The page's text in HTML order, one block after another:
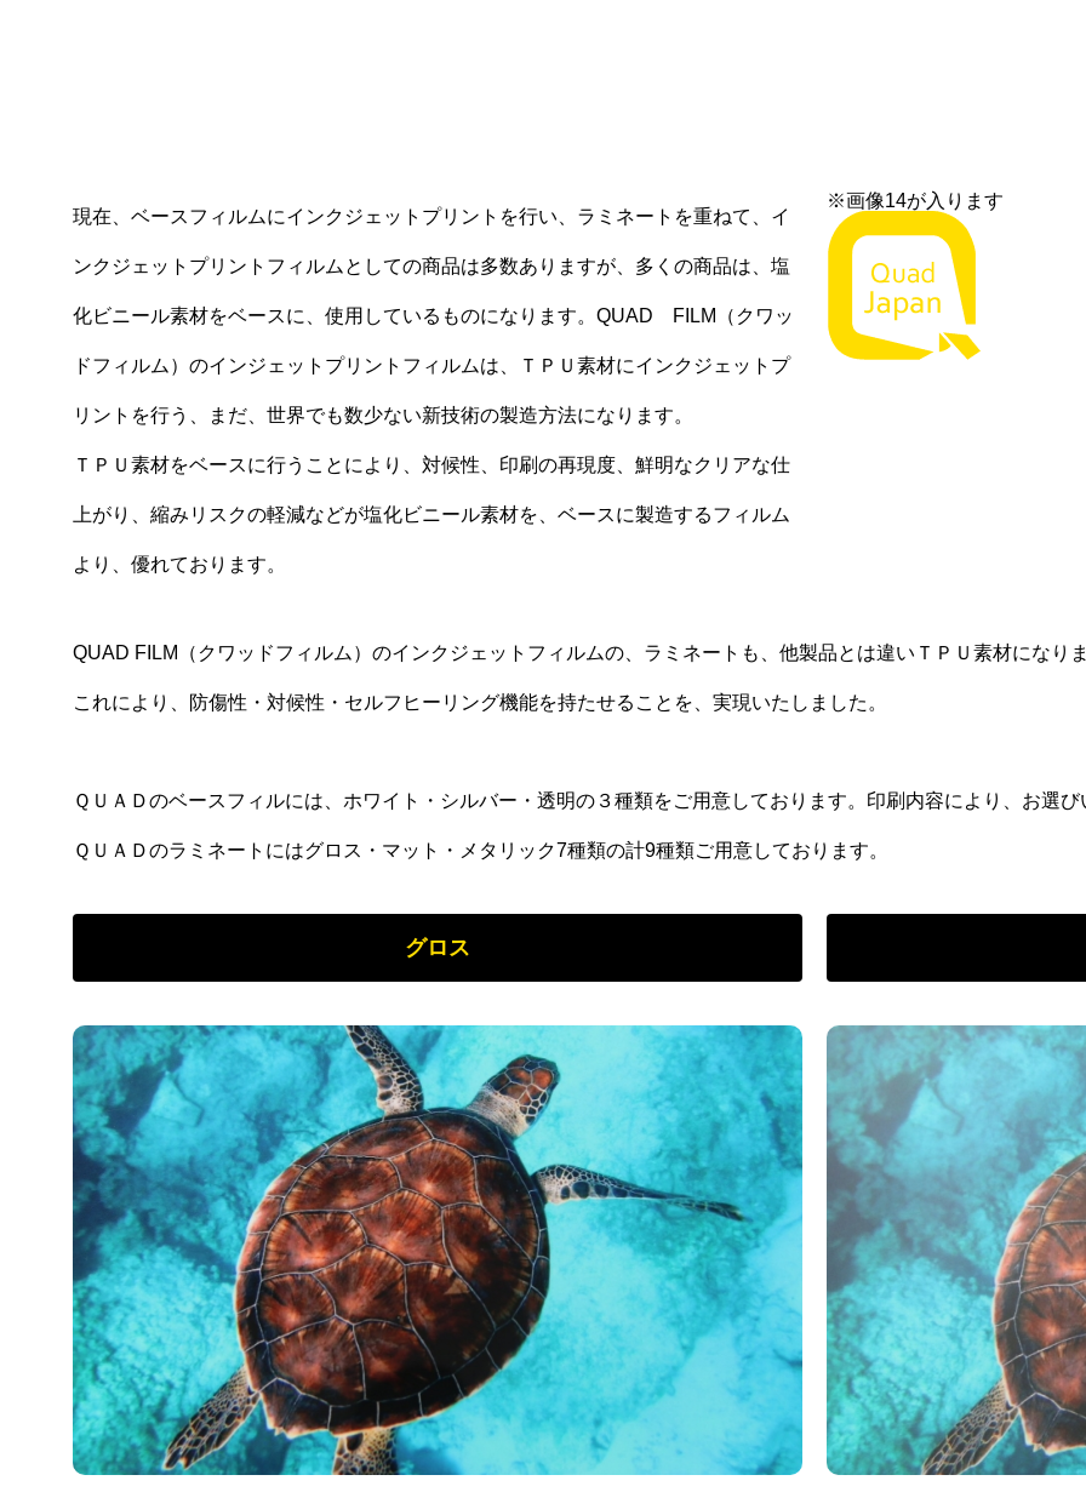
現在、ベースフィルムにインクジェットプリントを行い、ラミネートを重ねて、イ
ンクジェットプリントフィルムとしての商品は多数ありますが、多くの商品は、塩
化ビニール素材をベースに、使用しているものになります。QUAD FILM（クワッ
ドフィルム）のインジェットプリントフィルムは、ＴＰＵ素材にインクジェットプ
リントを行う、まだ、世界でも数少ない新技術の製造方法になります。
ＴＰＵ素材をベースに行うことにより、対候性、印刷の再現度、鮮明なクリアな仕
上がり、縮みリスクの軽減などが塩化ビニール素材を、ベースに製造するフィルム
より、優れております。
※画像14が入ります
QUAD FILM（クワッドフィルム）のインクジェットフィルムの、ラミネートも、他製品とは違いＴＰＵ素材になり
これにより、防傷性・対候性・セルフヒーリング機能を持たせることを、実現いたしました。
ＱＵＡＤのベースフィルには、ホワイト・シルバー・透明の３種類をご用意しております。印刷内容により、お選
ＱＵＡＤのラミネートにはグロス・マット・メタリック7種類の計9種類ご用意しております。
グロス